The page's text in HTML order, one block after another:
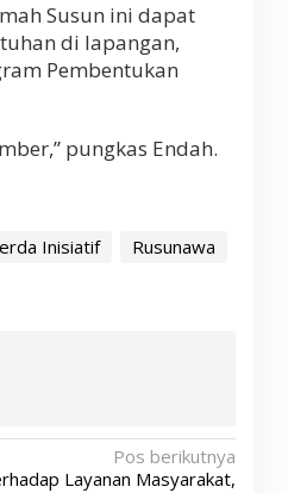
Susun ini dapat
di lapangan,
Pembentukan
pungkas Endah.
Inisiatif
Rusunawa
Pos berikutnya
Layanan Masyarakat,